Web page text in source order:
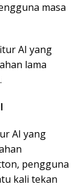
masa
AI yang
lama
AI yang
pengguna
kali tekan